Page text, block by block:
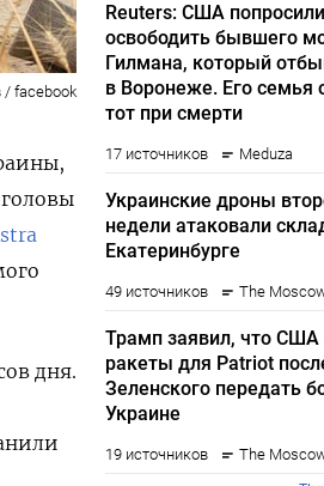
/ facebook
дня.